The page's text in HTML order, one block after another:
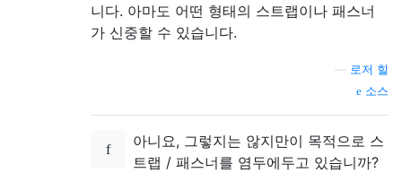
니다. 아마도 어떤 형태의 스트랩이나 패스너
가 신중할 수 있습니다.
로저 힐
소스
아니요, 그렇지는 않지만이 목적으로 스
트랩 / 패스너를 염두에두고 있습니까?